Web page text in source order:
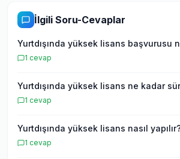
program seçimi konusundaki
İlgili Soru-Cevaplar
Yurtdışında yüksek lisans başvurusu
1 cevap
Yurtdışında yüksek lisans ne kadar
1 cevap
Yurtdışında yüksek lisans nasıl
1 cevap